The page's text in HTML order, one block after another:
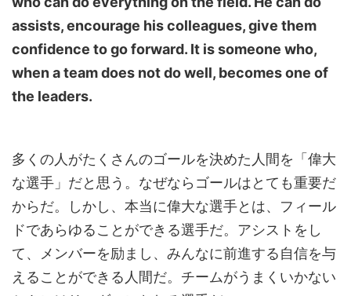
assists, encourage his colleagues, give them
confidence to go forward. It is someone who,
when a team does not do well, becomes one of
the leaders.
多くの人がたくさんのゴールを決めた人間を「偉大
な選手」だと思う。なぜならゴールはとても重要だ
からだ。しかし、本当に偉大な選手とは、フィール
ドであらゆることができる選手だ。アシストをし
て、メンバーを励まし、みんなに前進する自信を与
えることができる人間だ。チームがうまくいかない